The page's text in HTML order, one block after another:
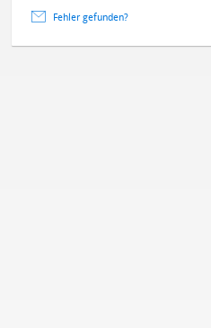
Fehler gefunden?